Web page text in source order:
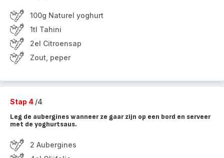
100g Naturel yoghurt
1tl Tahini
2el Citroensap
Zout, peper
Stap 4 /4
Leg de aubergines wanneer ze gaar zijn op een bord en serveer
met de yoghurtsaus.
2 Aubergines